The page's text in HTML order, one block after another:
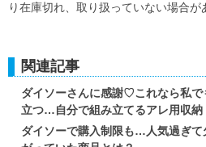
り在庫切れ、取り扱っていない場合が
関連記事
ダイソーさんに感謝♡これなら私
立つ…自分で組み立てるアレ用収納
ダイソーで購入制限も…人気過ぎ